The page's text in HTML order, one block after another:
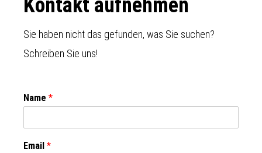
Footer
Kontakt aufnehmen
Sie haben nicht das gefunden, was Sie suchen?
Schreiben Sie uns!
Name *
Email *